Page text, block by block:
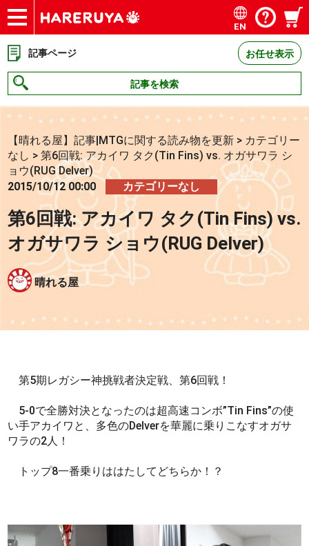
ショップ
買取
記事
デッキ検索
デッキ構築
選手一覧
店舗一覧
イベント
お問い合わせ
EN
記事ページ お任せ表示
記事を検索
【晴れる屋】記事|MTGに関する読み物を更新 > カテゴリー
なし >第6回戦: アカイワ タク(Tin Fins) vs. オガサワラ シ
ョウ(RUG Delver)
2015/10/12 00:00
カテゴリーなし
第6回戦: アカイワ タク(Tin Fins) vs.
オガサワラ ショウ(RUG Delver)
晴れる屋
第5期レガシー神挑戦者決定戦、第6回戦！
5-0で全勝対決となったのは超高速コンボ”Tin Fins”の使
い手アカイワと、多色のDelverを華麗に乗りこなすオガサ
ワラの2人！
トップ8一番乗りははたしてどちらか！？